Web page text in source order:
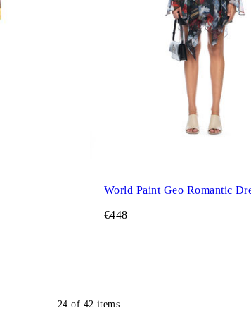
World Paint Geo Romantic
€448
24 of 42 items